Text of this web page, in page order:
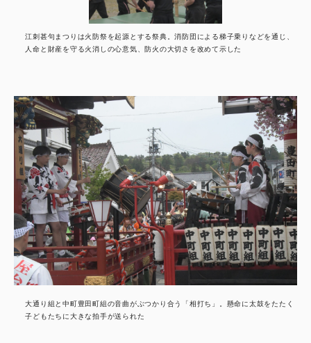
江刺甚句まつりは火防祭を起源とする祭典。消防団による梯子乗りなどを通じ、
人命と財産を守る火消しの心意気、防火の大切さを改めて示した
大通り組と中町豊田町組の音曲がぶつかり合う「相打ち」。懸命に太鼓をたたく
子どもたちに大きな拍手が送られた